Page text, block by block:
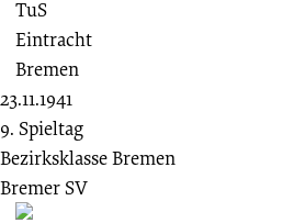
23.11.1941
9. Spieltag
Bezirksklasse Bremen
Bremer SV